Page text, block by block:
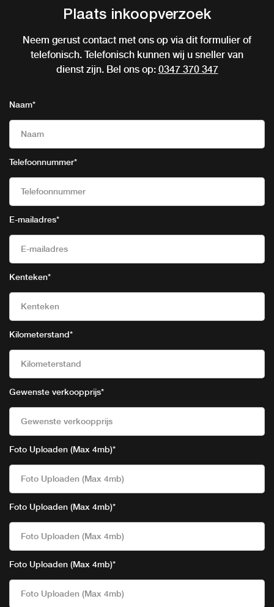
Plaats inkoopverzoek
Neem gerust contact met ons op via dit formulier of
telefonisch. Telefonisch kunnen wij u sneller van
dienst zijn. Bel ons op: 0347 370 347
Naam*
Telefoonnummer*
E-mailadres*
Kenteken*
Kilometerstand*
Gewenste verkoopprijs*
Foto Uploaden (Max 4mb)*
Foto Uploaden (Max 4mb)
Foto Uploaden (Max 4mb)*
Foto Uploaden (Max 4mb)
Foto Uploaden (Max 4mb)*
Foto Uploaden (Max 4mb)